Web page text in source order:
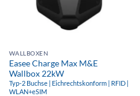
WALLBOXEN
Easee Charge Max M&E
Wallbox 22kW
Typ-2 Buchse | Eichrechtskonform | RFID |
WLAN+eSIM